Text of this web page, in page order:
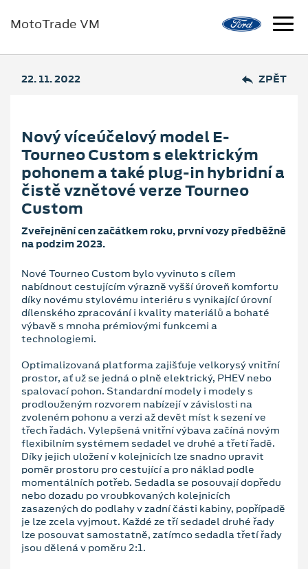
MotoTrade VM
22. 11. 2022 ZPĚT
Nový víceúčelový model E-
Tourneo Custom s elektrickým
pohonem a také plug-in hybridní a
čistě vznětové verze Tourneo
Custom
Zveřejnění cen začátkem roku, první vozy předběžně
na podzim 2023.
Nové Tourneo Custom bylo vyvinuto s cílem
nabídnout cestujícím výrazně vyšší úroveň komfortu
díky novému stylovému interiéru s vynikající úrovní
dílenského zpracování i kvality materiálů a bohaté
výbavě s mnoha prémiovými funkcemi a
technologiemi.
Optimalizovaná platforma zajišťuje velkorysý vnitřní
prostor, ať už se jedná o plně elektrický, PHEV nebo
spalovací pohon. Standardní modely i modely s
prodlouženým rozvorem nabízejí v závislosti na
zvoleném pohonu a verzi až devět míst k sezení ve
třech řadách. Vylepšená vnitřní výbava začíná novým
flexibilním systémem sedadel ve druhé a třetí řadě.
Díky jejich uložení v kolejnicích lze snadno upravit
poměr prostoru pro cestující a pro náklad podle
momentálních potřeb. Sedadla se posouvají dopředu
nebo dozadu po vroubkovaných kolejnicích
zasazených do podlahy v zadní části kabiny, popřípadě
je lze zcela vyjmout. Každé ze tří sedadel druhé řady
lze posouvat samostatně, zatímco sedadla třetí řady
jsou dělená v poměru 2:1.